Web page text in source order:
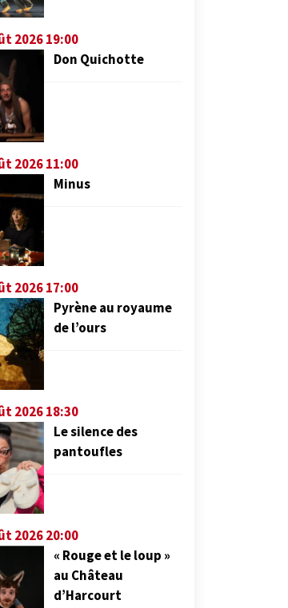
2026 19:00
Don Quichotte
2026 11:00
Minus
2026 17:00
Pyrène au royaume
de l’ours
2026 18:30
Le silence des
pantoufles
2026 20:00
« Rouge et le loup »
au Château
d’Harcourt